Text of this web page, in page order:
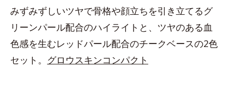
みずみずしいツヤで骨格や顔立ちを引き立てるグ
リーンパール配合のハイライトと、ツヤのある血
色感を生むレッドパール配合のチークベースの2色
セット。 グロウスキンコンパクト